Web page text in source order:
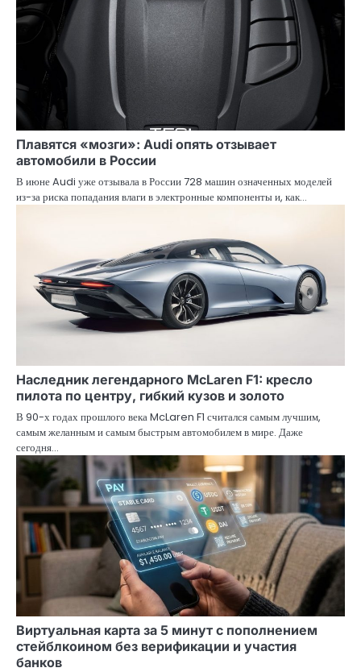
Плавятся «мозги»: Audi опять отзывает
автомобили в России
В июне Audi уже отзывала в России 728 машин означенных моделей
из-за риска попадания влаги в электронные компоненты и, как…
Наследник легендарного McLaren F1: кресло
пилота по центру, гибкий кузов и золото
В 90-х годах прошлого века McLaren F1 считался самым лучшим,
самым желанным и самым быстрым автомобилем в мире. Даже
сегодня…
Виртуальная карта за 5 минут с пополнением
стейблкоином без верификации и участия
банков